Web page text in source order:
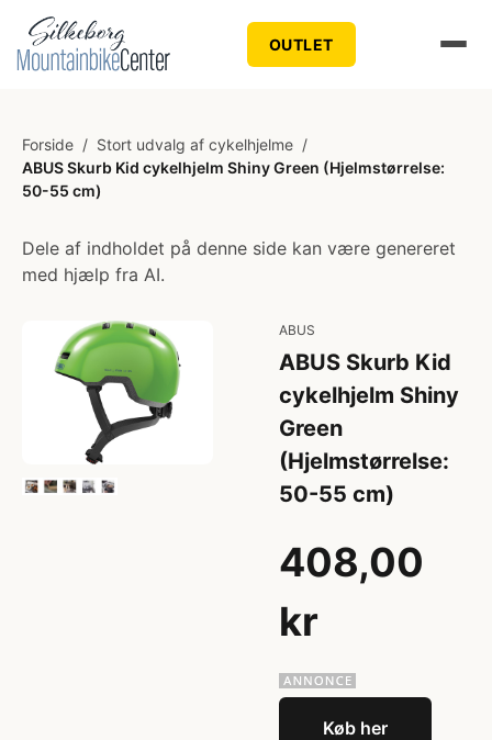
OUTLET
Forside / Stort udvalg af cykelhjelme /
ABUS Skurb Kid cykelhjelm Shiny Green (Hjelmstørrelse:
50-55 cm)
Dele af indholdet på denne side kan være genereret
med hjælp fra AI.
ABUS
ABUS Skurb Kid
cykelhjelm Shiny
Green
(Hjelmstørrelse:
50-55 cm)
408,00
kr
Køb her